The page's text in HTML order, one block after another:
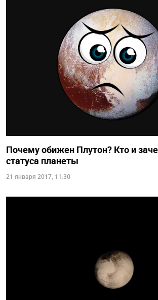
Почему обижен Плутон? Кто и
статуса планеты
21 января 2017, 11:30